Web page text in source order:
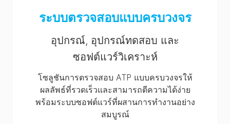
ระบบตรวจสอบแบบครบวงจร
อุปกรณ์, อุปกรณ์ทดสอบ และ
ซอฟต์แวร์วิเคราะห์
โซลูชันการตรวจสอบ ATP แบบครบวงจรให้
ผลลัพธ์ที่รวดเร็วและสามารถตีความได้ง่าย
พร้อมระบบซอฟต์แวร์ที่ผสานการทำงานอย่าง
สมบูรณ์